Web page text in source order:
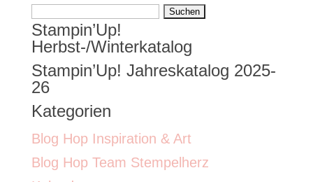
Suchen
nach:
Stampin’Up!
Herbst-/Winterkatalog
Stampin’Up! Jahreskatalog 2025-
26
Kategorien
Blog Hop Inspiration & Art
Blog Hop Team Stempelherz